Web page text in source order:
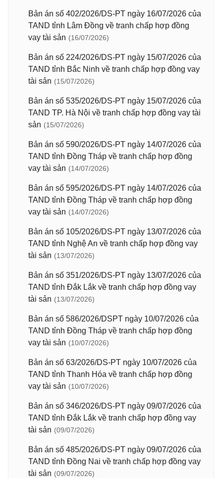
Bản án số 402/2026/DS-PT ngày 16/07/2026 của
TAND tỉnh Lâm Đồng về tranh chấp hợp đồng
vay tài sản (16/07/2026)
Bản án số 224/2026/DS-PT ngày 15/07/2026 của
TAND tỉnh Bắc Ninh về tranh chấp hợp đồng vay
tài sản (15/07/2026)
Bản án số 535/2026/DS-PT ngày 15/07/2026 của
TAND TP. Hà Nội về tranh chấp hợp đồng vay tài
sản (15/07/2026)
Bản án số 590/2026/DS-PT ngày 14/07/2026 của
TAND tỉnh Đồng Tháp về tranh chấp hợp đồng
vay tài sản (14/07/2026)
Bản án số 595/2026/DS-PT ngày 14/07/2026 của
TAND tỉnh Đồng Tháp về tranh chấp hợp đồng
vay tài sản (14/07/2026)
Bản án số 105/2026/DS-PT ngày 13/07/2026 của
TAND tỉnh Nghệ An về tranh chấp hợp đồng vay
tài sản (13/07/2026)
Bản án số 351/2026/DS-PT ngày 13/07/2026 của
TAND tỉnh Đắk Lắk về tranh chấp hợp đồng vay
tài sản (13/07/2026)
Bản án số 586/2026/DSPT ngày 10/07/2026 của
TAND tỉnh Đồng Tháp về tranh chấp hợp đồng
vay tài sản (10/07/2026)
Bản án số 63/2026/DS-PT ngày 10/07/2026 của
TAND tỉnh Thanh Hóa về tranh chấp hợp đồng
vay tài sản (10/07/2026)
Bản án số 346/2026/DS-PT ngày 09/07/2026 của
TAND tỉnh Đắk Lắk về tranh chấp hợp đồng vay
tài sản (09/07/2026)
Bản án số 485/2026/DS-PT ngày 09/07/2026 của
TAND tỉnh Đồng Nai về tranh chấp hợp đồng vay
tài sản (09/07/2026)